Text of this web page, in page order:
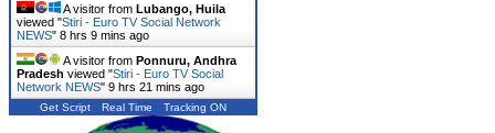
A visitor from Lubango, Huila
viewed "Stiri - Euro TV Social Network
NEWS" 8 hrs 9 mins ago
A visitor from Ponnuru, Andhra
Pradesh viewed "Stiri - Euro TV Social
Network NEWS" 9 hrs 21 mins ago
Get Script Real Time Tracking ON